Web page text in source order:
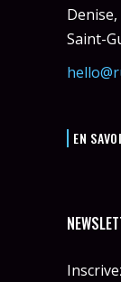
Saint-
EN